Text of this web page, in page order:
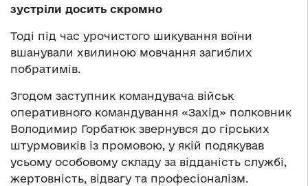
зустріли досить скромно
Тоді під час урочистого шикування воїни
вшанували хвилиною мовчання загиблих
побратимів.
Згодом заступник командувача військ
оперативного командування «Захід» полковник
Володимир Горбатюк звернувся до гірських
штурмовиків із промовою, у якій подякував
усьому особовому складу за відданість службі,
жертовність, відвагу та професіоналізм.